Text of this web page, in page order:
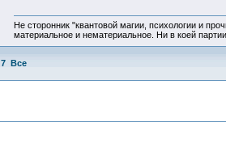
Не сторонник "квантовой магии, психологии и
материальное и нематериальное. Ни в коей
7 Все